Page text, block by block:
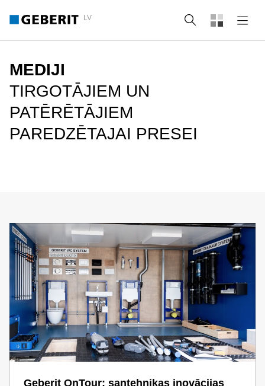
LV Meklēt
MEDIJI
TIRGOTĀJIEM UN
PATĒRĒTĀJIEM
PAREDZĒTAJAI PRESEI
Geberit OnTour: santehnikas inovācijas